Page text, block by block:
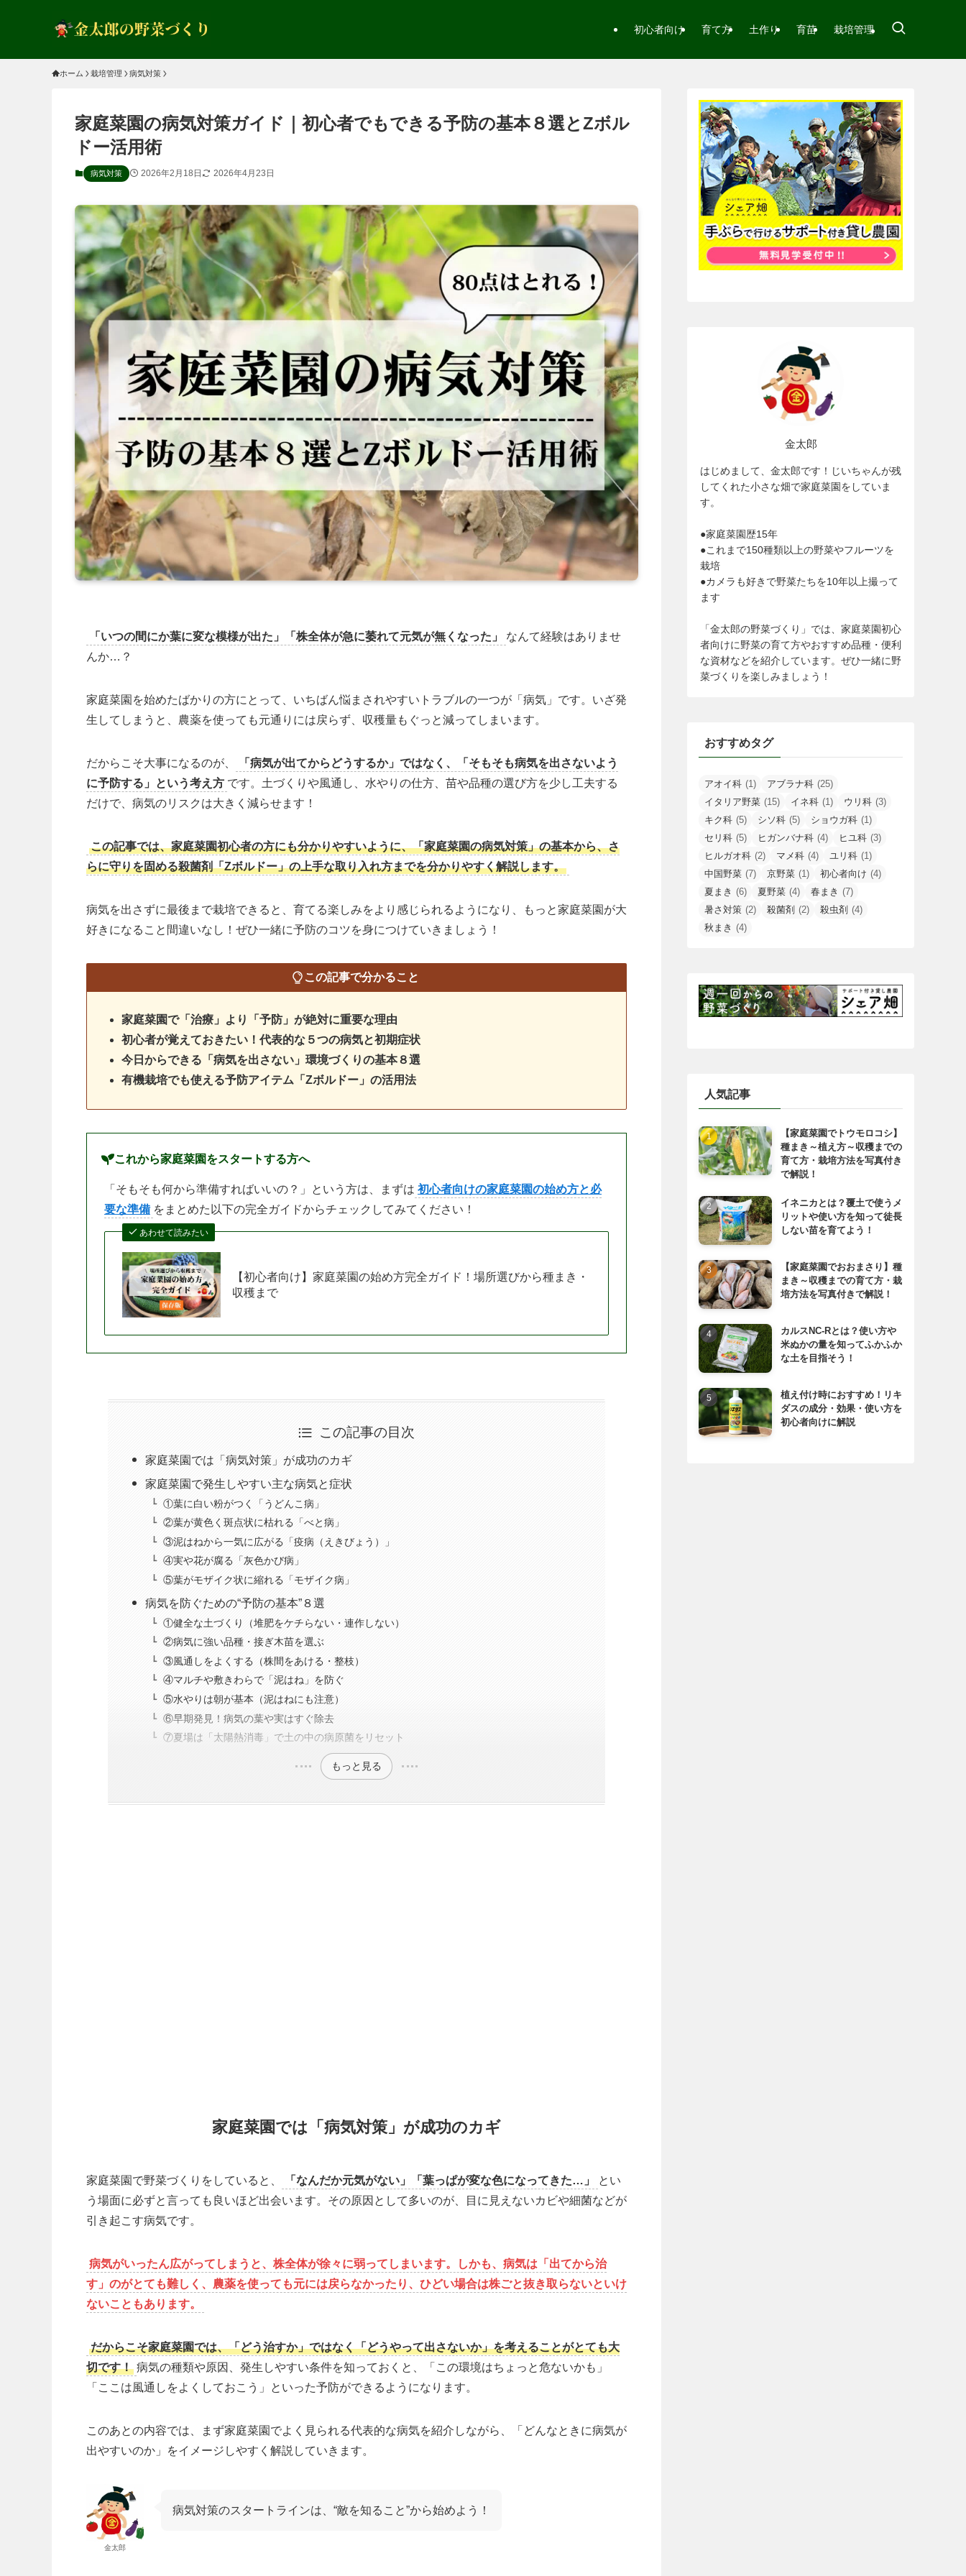
初心者向け 育て方 土作り 育苗 栽培管理
ホーム 栽培管理 病気対策
家庭菜園の病気対策ガイド｜初心者でもできる予防の基本８選とZボル
ドー活用術
病気対策 2026年2月18日 2026年4月23日
「いつの間にか葉に変な模様が出た」「株全体が急に萎れて元気が無くなった」
なんて経験はありませ
んか…？
家庭菜園を始めたばかりの方にとって、いちばん悩まされやすいトラブルの一つが「病気」です。いざ発
生してしまうと、農薬を使っても元通りには戻らず、収穫量もぐっと減ってしまいます。
だからこそ大事になるのが、
「病気が出てからどうするか」ではなく、「そもそも病気を出さないよう
に予防する」という考え方 です。土づくりや風通し、水やりの仕方、苗や品種の選び方を少し工夫する
だけで、病気のリスクは大きく減らせます！
この記事では、家庭菜園初心者の方にも分かりやすいように、「家庭菜園の病気対策」の基本から、さ
らに守りを固める殺菌剤「Zボルドー」の上手な取り入れ方までを分かりやすく解説します。
病気を出さずに最後まで栽培できると、育てる楽しみをより感じられるようになり、もっと家庭菜園が大
好きになること間違いなし！ぜひ一緒に予防のコツを身につけていきましょう！
この記事で分かること
家庭菜園で「治療」より「予防」が絶対に重要な理由
初心者が覚えておきたい！代表的な５つの病気と初期症状
今日からできる「病気を出さない」環境づくりの基本８選
有機栽培でも使える予防アイテム「Zボルドー」の活用法
これから家庭菜園をスタートする方へ
「そもそも何から準備すればいいの？」という方は、まずは 初心者向けの家庭菜園の始め方と必
要な準備 をまとめた以下の完全ガイドからチェックしてみてください！
あわせて読みたい
【初心者向け】家庭菜園の始め方完全ガイド！場所選びから種まき・
収穫まで
この記事の目次
家庭菜園では「病気対策」が成功のカギ
家庭菜園で発生しやすい主な病気と症状
①葉に白い粉がつく「うどんこ病」
②葉が黄色く斑点状に枯れる「べと病」
③泥はねから一気に広がる「疫病（えきびょう）」
④実や花が腐る「灰色かび病」
⑤葉がモザイク状に縮れる「モザイク病」
病気を防ぐための“予防の基本”８選
①健全な土づくり（堆肥をケチらない・連作しない）
②病気に強い品種・接ぎ木苗を選ぶ
③風通しをよくする（株間をあける・整枝）
④マルチや敷きわらで「泥はね」を防ぐ
⑤水やりは朝が基本（泥はねにも注意）
⑥早期発見！病気の葉や実はすぐ除去
⑦夏場は「太陽熱消毒」で土の中の病原菌をリセット
もっと見る
家庭菜園では「病気対策」が成功のカギ
家庭菜園で野菜づくりをしていると、 「なんだか元気がない」「葉っぱが変な色になってきた…」
とい
う場面に必ずと言っても良いほど出会います。その原因として多いのが、目に見えないカビや細菌などが
引き起こす病気です。
病気がいったん広がってしまうと、株全体が徐々に弱ってしまいます。しかも、病気は「出てから治
す」のがとても難しく、農薬を使っても元には戻らなかったり、ひどい場合は株ごと抜き取らないといけ
ないこともあります。
だからこそ家庭菜園では、「どう治すか」ではなく「どうやって出さないか」を考えることがとても大
切です！ 病気の種類や原因、発生しやすい条件を知っておくと、「この環境はちょっと危ないかも」
「ここは風通しをよくしておこう」といった予防ができるようになります。
このあとの内容では、まず家庭菜園でよく見られる代表的な病気を紹介しながら、「どんなときに病気が
出やすいのか」をイメージしやすく解説していきます。
金太郎
病気対策のスタートラインは、“敵を知ること”から始めよう！
金太郎
はじめまして、金太郎です！じいちゃんが残
してくれた小さな畑で家庭菜園をしていま
す。
●家庭菜園歴15年
●これまで150種類以上の野菜やフルーツを
栽培
●カメラも好きで野菜たちを10年以上撮って
ます
「金太郎の野菜づくり」では、家庭菜園初心
者向けに野菜の育て方やおすすめ品種・便利
な資材などを紹介しています。ぜひ一緒に野
菜づくりを楽しみましょう！
おすすめタグ
アオイ科 (1) アブラナ科 (25)
イタリア野菜 (15) イネ科 (1) ウリ科 (3)
キク科 (5) シソ科 (5) ショウガ科 (1)
セリ科 (5) ヒガンバナ科 (4) ヒユ科 (3)
ヒルガオ科 (2) マメ科 (4) ユリ科 (1)
中国野菜 (7) 京野菜 (1) 初心者向け (4)
夏まき (6) 夏野菜 (4) 春まき (7)
暑さ対策 (2) 殺菌剤 (2) 殺虫剤 (4)
秋まき (4)
人気記事
【家庭菜園でトウモロコシ】
種まき～植え方～収穫までの
育て方・栽培方法を写真付き
で解説！
イネニカとは？覆土で使うメ
リットや使い方を知って徒長
しない苗を育てよう！
【家庭菜園でおおまさり】種
まき～収穫までの育て方・栽
培方法を写真付きで解説！
カルスNC-Rとは？使い方や
米ぬかの量を知ってふかふか
な土を目指そう！
植え付け時におすすめ！リキ
ダスの成分・効果・使い方を
初心者向けに解説